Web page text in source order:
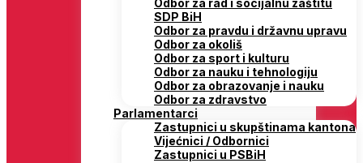
Odbor za rad i socijalnu zaštitu
SDP BiH
Odbor za pravdu i državnu upravu
Odbor za okoliš
Odbor za sport i kulturu
Odbor za nauku i tehnologiju
Odbor za obrazovanje i nauku
Odbor za zdravstvo
Parlamentarci
Zastupnici u skupštinama kantona
Vijećnici / Odbornici
Zastupnici u PSBiH